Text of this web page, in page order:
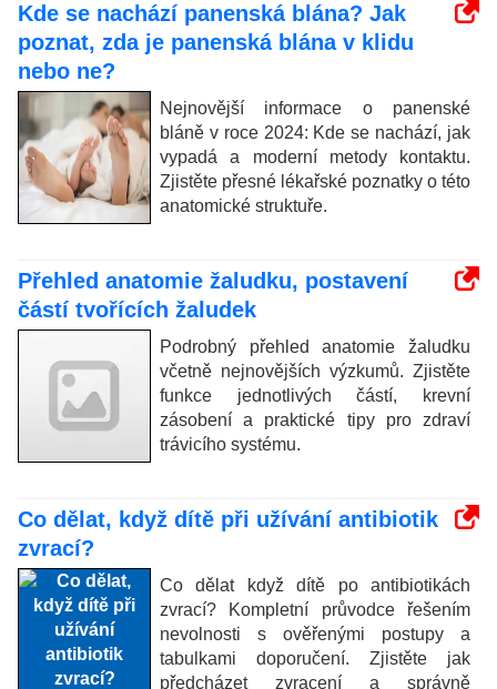
Kde se nachází panenská blána? Jak
poznat, zda je panenská blána v klidu
nebo ne?
Nejnovější informace o panenské
bláně v roce 2024: Kde se nachází, jak
vypadá a moderní metody kontaktu.
Zjistěte přesné lékařské poznatky o této
anatomické struktuře.
Přehled anatomie žaludku, postavení
částí tvořících žaludek
Podrobný přehled anatomie žaludku
včetně nejnovějších výzkumů. Zjistěte
funkce jednotlivých částí, krevní
zásobení a praktické tipy pro zdraví
trávicího systému.
Co dělat, když dítě při užívání antibiotik
zvrací?
Co dělat když dítě po antibiotikách
zvrací? Kompletní průvodce řešením
nevolnosti s ověřenými postupy a
tabulkami doporučení. Zjistěte jak
předcházet zvracení a správně